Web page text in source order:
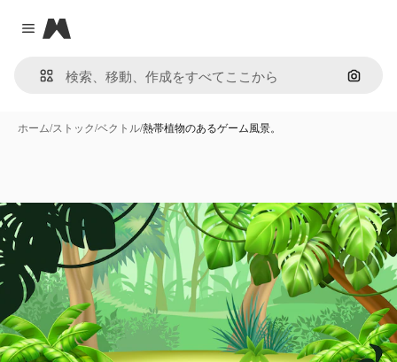
Close menu
Magnific
画像で
ホーム/ストック/ベクトル/熱帯植物のあるゲーム風景。